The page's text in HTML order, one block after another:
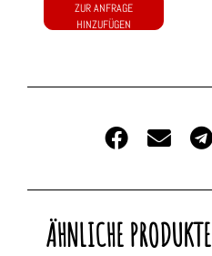
ZUR ANFRAGE
HINZUFÜGEN
ÄHNLICHE PRODUKTE